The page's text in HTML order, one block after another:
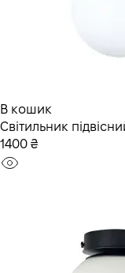
В кошик
Світильник
1400 ₴